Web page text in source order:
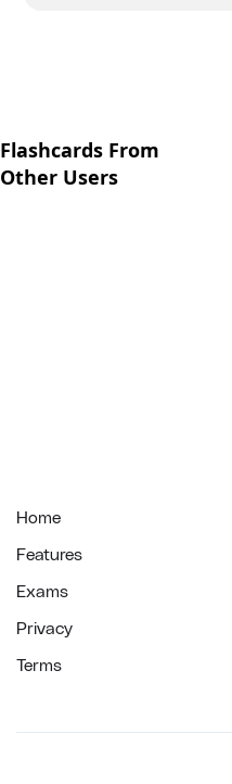
Flashcards From
Other Users
Home
Features
Exams
Privacy
Terms